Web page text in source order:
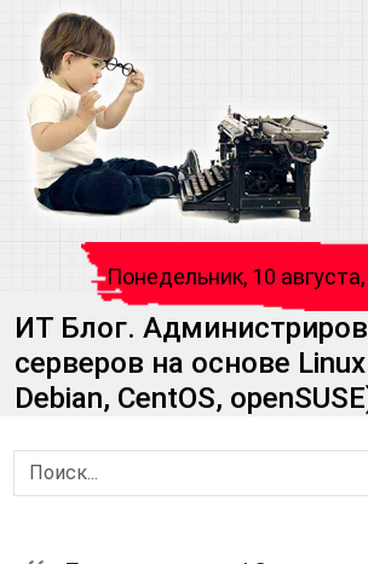
Понедельник, 10
ИТ Блог.
серверов на основе
Debian, CentOS,